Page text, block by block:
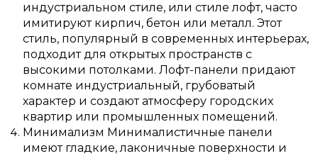
индустриальном стиле, или стиле лофт, часто
имитируют кирпич, бетон или металл. Этот
стиль, популярный в современных интерьерах,
подходит для открытых пространств с
высокими потолками. Лофт-панели придают
комнате индустриальный, грубоватый
характер и создают атмосферу городских
квартир или промышленных помещений.
Минимализм Минималистичные панели
имеют гладкие, лаконичные поверхности и